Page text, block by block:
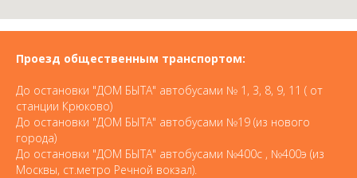
Проезд общественным транспортом:
До остановки "ДОМ БЫТА" автобусами № 1, 3, 8, 9, 11 ( от
станции Крюково)
До остановки "ДОМ БЫТА" автобусами №19 (из нового
города)
До остановки "ДОМ БЫТА" автобусами №400с , №400э (из
Москвы, ст.метро Речной вокзал).